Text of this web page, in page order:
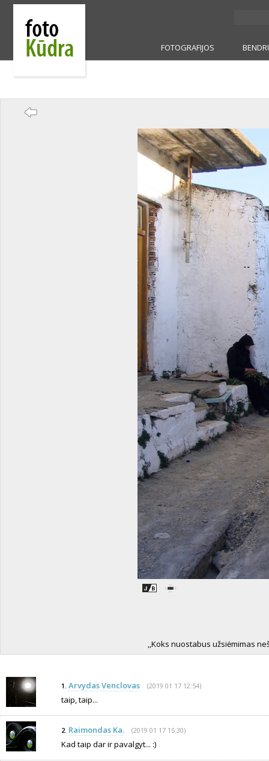
FOTOGRAFIJOS
,,Koks nuostabus užsiėmimas
1. Arvydas Venclovas (2019 01 17 12:54)
taip, taip...
2. Raimondas Ka. (2019 01 17 15:30)
Kad taip dar ir pavalgyt... :)